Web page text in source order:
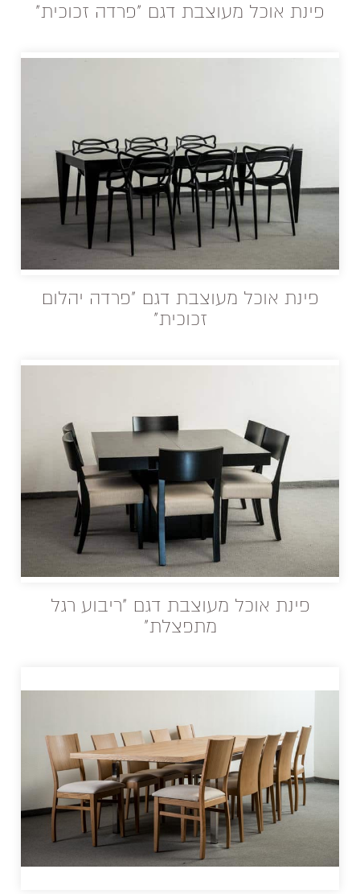
פינת אוכל מעוצבת דגם "פרדה זכוכית"
פינת אוכל מעוצבת דגם "פרדה יהלום
זכוכית"
פינת אוכל מעוצבת דגם "ריבוע רגל
מתפצלת"